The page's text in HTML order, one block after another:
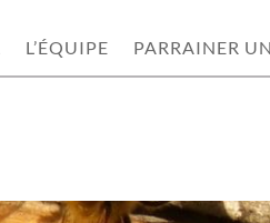
L’ÉQUIPE PARRAINER